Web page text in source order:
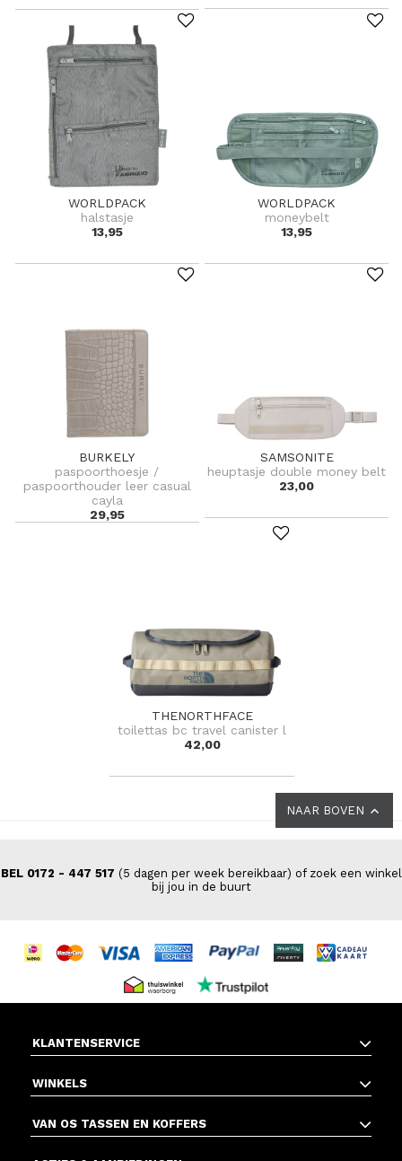
WORLDPACK
halstasje
13,95
WORLDPACK
moneybelt
13,95
BURKELY
paspoorthoesje /
paspoorthouder leer casual
cayla
29,95
SAMSONITE
heuptasje double money belt
23,00
THENORTHFACE
toilettas bc travel canister l
42,00
NAAR BOVEN
BEL 0172 - 447 517 (5 dagen per week bereikbaar) of zoek een winkel
bij jou in de buurt
KLANTENSERVICE
WINKELS
VAN OS TASSEN EN KOFFERS